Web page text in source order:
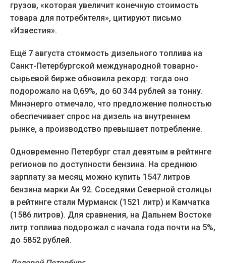
грузов, «которая увеличит конечную стоимость
товара для потребителя», цитируют письмо
«Известия».
Ещё 7 августа стоимость дизельного топлива на
Санкт-Петербургской международной товарно-
сырьевой бирже обновила рекорд: тогда оно
подорожало на 0,69%, до 60 344 рублей за тонну.
Минэнерго отмечало, что предложение полностью
обеспечивает спрос на дизель на внутреннем
рынке, а производство превышает потребление.
Одновременно Петербург стал девятым в рейтинге
регионов по доступности бензина. На среднюю
зарплату за месяц можно купить 1547 литров
бензина марки Аи 92. Соседями Северной столицы
в рейтинге стали Мурманск (1521 литр) и Камчатка
(1586 литров). Для сравнения, на Дальнем Востоке
литр топлива подорожал с начала года почти на 5%,
до 5852 рублей.